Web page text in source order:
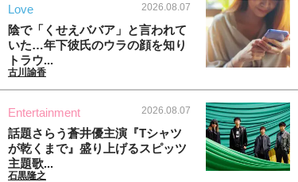
Love 2026.08.07
陰で「くせえババア」と言われて
いた…年下彼氏のウラの顔を知り
トラウ...
古川諭香
Entertainment 2026.08.07
話題さらう蒼井優主演『Tシャツ
が乾くまで』盛り上げるスピッツ
主題歌...
石黒隆之